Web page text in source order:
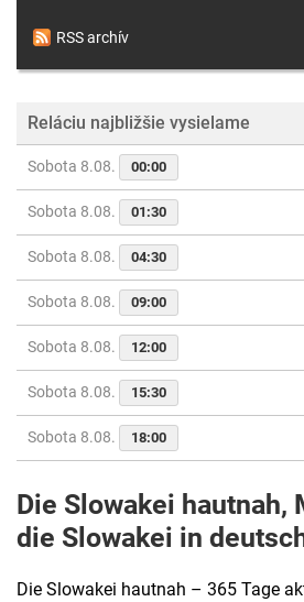
RSS archív
Reláciu najbližšie vysielame
Sobota 8.08. 00:00
Sobota 8.08. 01:30
Sobota 8.08. 04:30
Sobota 8.08. 09:00
Sobota 8.08. 12:00
Sobota 8.08. 15:30
Sobota 8.08. 18:00
Die Slowakei hautnah,
die Slowakei in
Die Slowakei hautnah – 365 Tage